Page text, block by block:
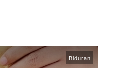
Biduran